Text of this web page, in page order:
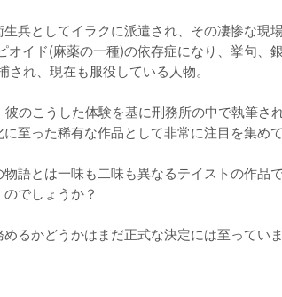
兵としてイラクに派遣され、その凄惨な現
オイド(麻薬の一種)の依存症になり、挙句、
れ、現在も服役している人物。
彼のこうした体験を基に刑務所の中で執筆
至った稀有な作品として非常に注目を集めて
物語とは一味も二味も異なるテイストの作品
でしょうか？
るかどうかはまだ正式な決定には至ってい